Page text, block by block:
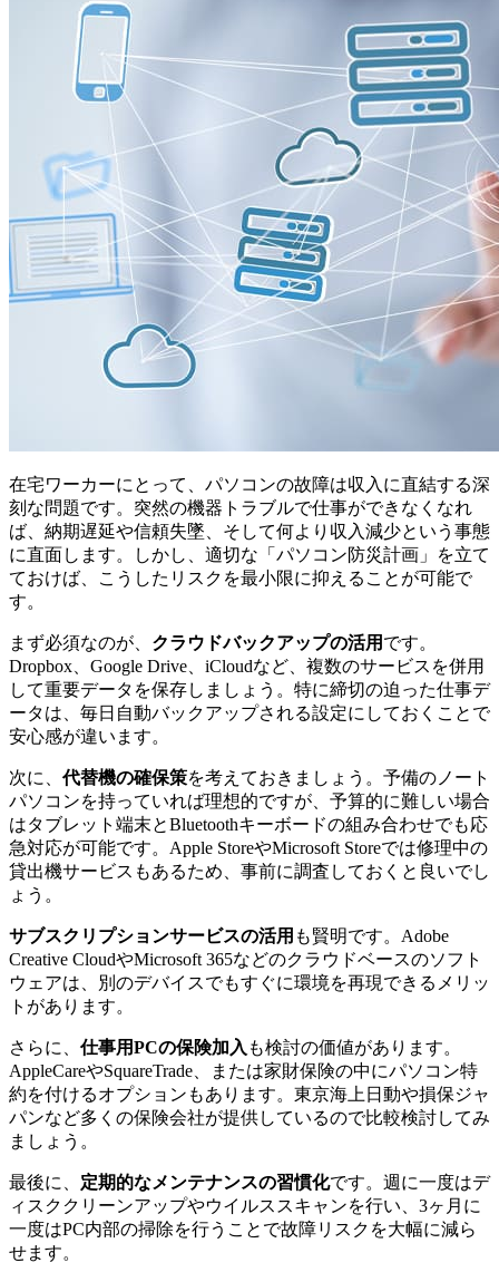
在宅ワーカーにとって、パソコンの故障は収入に直結する深
刻な問題です。突然の機器トラブルで仕事ができなくなれ
ば、納期遅延や信頼失墜、そして何より収入減少という事態
に直面します。しかし、適切な「パソコン防災計画」を立て
ておけば、こうしたリスクを最小限に抑えることが可能で
す。
まず必須なのが、 クラウドバックアップの活用 です。
Dropbox、Google Drive、iCloudなど、複数のサービスを併用
して重要データを保存しましょう。特に締切の迫った仕事デ
ータは、毎日自動バックアップされる設定にしておくことで
安心感が違います。
次に、代替機の確保策を考えておきましょう。予備のノート
パソコンを持っていれば理想的ですが、予算的に難しい場合
はタブレット端末とBluetoothキーボードの組み合わせでも応
急対応が可能です。Apple StoreやMicrosoft Storeでは修理中の
貸出機サービスもあるため、事前に調査しておくと良いでし
ょう。
サブスクリプションサービスの活用 も賢明です。Adobe
Creative CloudやMicrosoft 365などのクラウドベースのソフト
ウェアは、別のデバイスでもすぐに環境を再現できるメリッ
トがあります。
さらに、 仕事用PCの保険加入 も検討の価値があります。
AppleCareやSquareTrade、または家財保険の中にパソコン特
約を付けるオプションもあります。東京海上日動や損保ジャ
パンなど多くの保険会社が提供しているので比較検討してみ
ましょう。
最後に、 定期的なメンテナンスの習慣化です。週に一度はデ
ィスククリーンアップやウイルススキャンを行い、3ヶ月に
一度はPC内部の掃除を行うことで故障リスクを大幅に減ら
せます。